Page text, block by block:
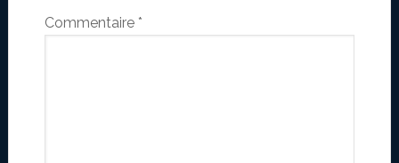
Commentaire *